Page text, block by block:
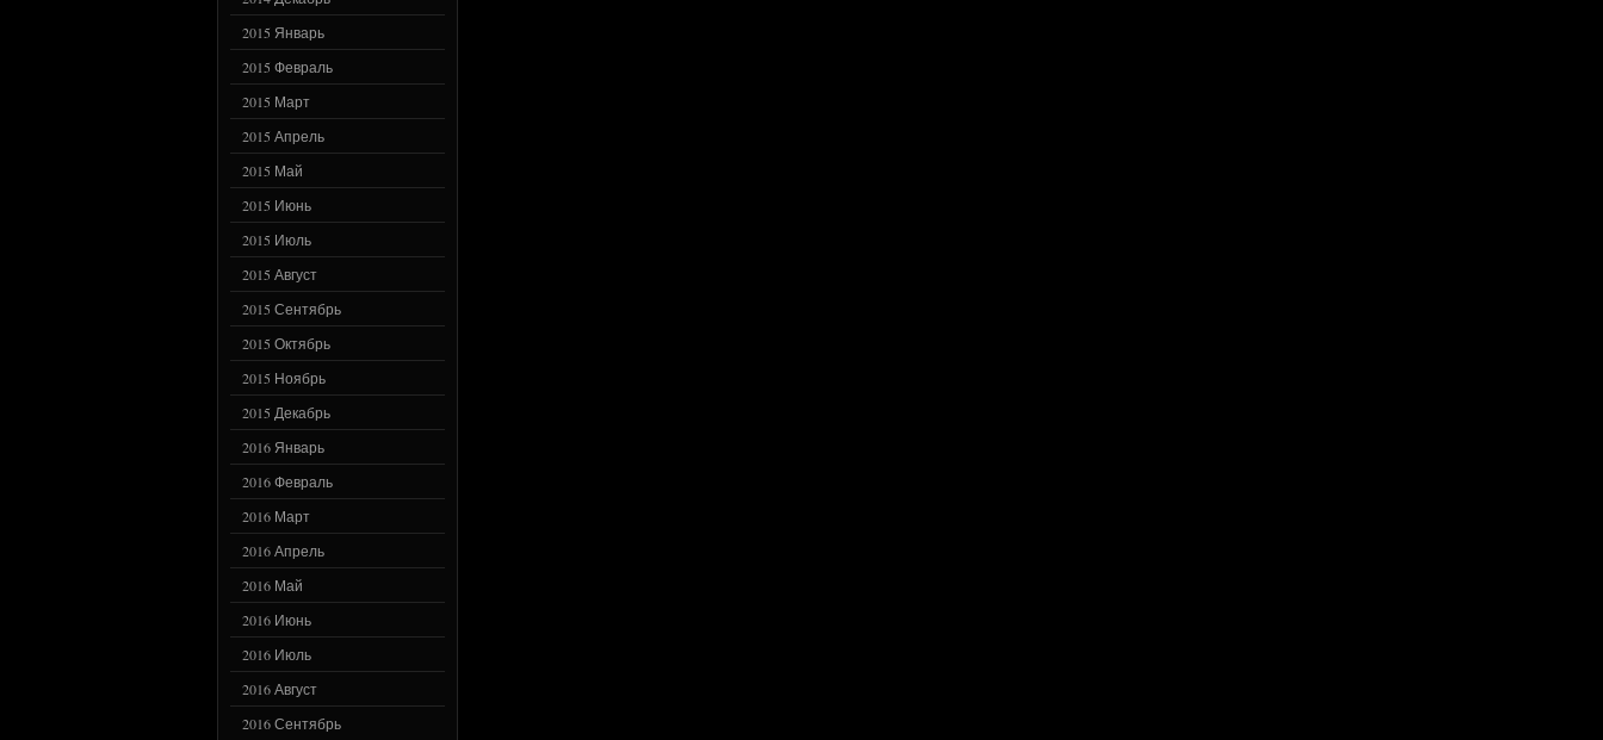
2015 Январь
2015 Февраль
2015 Март
2015 Апрель
2015 Май
2015 Июнь
2015 Июль
2015 Август
2015 Сентябрь
2015 Октябрь
2015 Ноябрь
2015 Декабрь
2016 Январь
2016 Февраль
2016 Март
2016 Апрель
2016 Май
2016 Июнь
2016 Июль
2016 Август
2016 Сентябрь